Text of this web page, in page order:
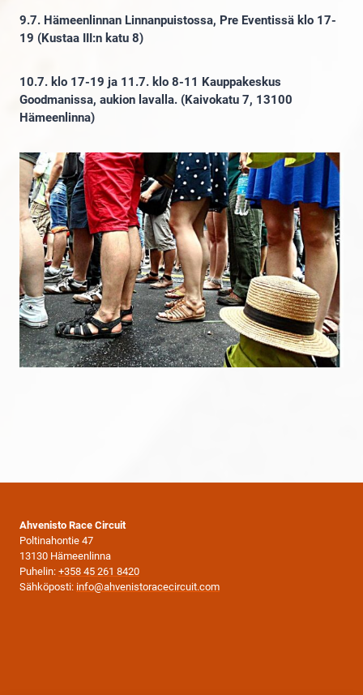
9.7. Hämeenlinnan Linnanpuistossa, Pre Eventissä klo 17-
19 (Kustaa III:n katu 8)
10.7. klo 17-19 ja 11.7. klo 8-11 Kauppakeskus
Goodmanissa, aukion lavalla. (Kaivokatu 7, 13100
Hämeenlinna)
Ahvenisto Race Circuit
Poltinahontie 47
13130 Hämeenlinna
Puhelin: +358 45 261 8420
Sähköposti: info@ahvenistoracecircuit.com